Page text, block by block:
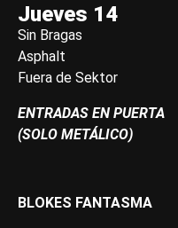
Jueves 14
Sin Bragas
Asphalt
Fuera de Sektor
ENTRADAS EN PUERTA
(SOLO METÁLICO)
BLOKES FANTASMA